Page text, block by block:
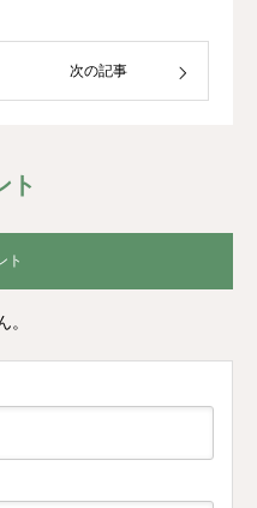
次の記事
ト
ト
。